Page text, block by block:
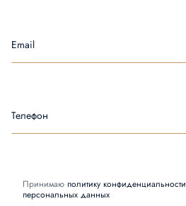
Email
Телефон
Принимаю политику конфиденциальности
персональных данных